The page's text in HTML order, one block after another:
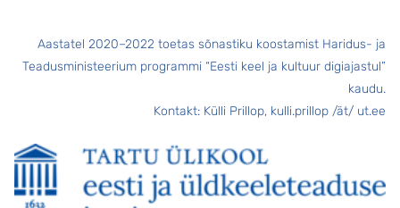
Aastatel 2020–2022 toetas sõnastiku koostamist Haridus- ja
Teadusministeerium programmi “Eesti keel ja kultuur digiajastul”
kaudu.
Kontakt: Külli Prillop, kulli.prillop /ät/ ut.ee